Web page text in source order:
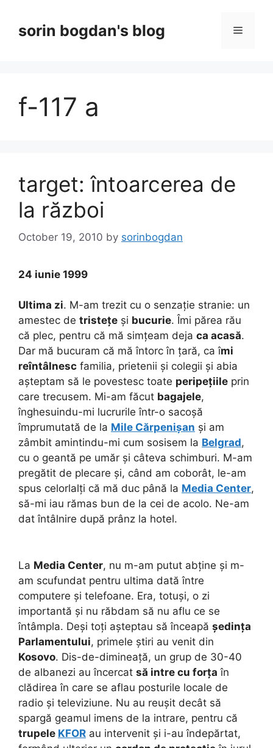
contentsorin bogdan's blog Menu
f-117 a
target: întoarcerea de
la război
October 19, 2010 by sorinbogdan
24 iunie 1999
Ultima zi. M-am trezit cu o senzație stranie: un
amestec de tristețe și bucurie. Îmi părea rău
că plec, pentru că mă simțeam deja ca acasă.
Dar mă bucuram că mă întorc în țară, ca îmi
reîntâlnesc familia, prietenii și colegii și abia
așteptam să le povestesc toate peripețiile prin
care trecusem. Mi-am făcut bagajele,
înghesuindu-mi lucrurile într-o sacoșă
împrumutată de la Mile Cărpenișan și am
zâmbit amintindu-mi cum sosisem la Belgrad,
cu o geantă pe umăr și câteva schimburi. M-am
pregătit de plecare și, când am coborât, le-am
spus celorlalți că mă duc până la Media Center,
să-mi iau rămas bun de la cei de acolo. Ne-am
dat întâlnire după prânz la hotel.
La Media Center, nu m-am putut abține și m-
am scufundat pentru ultima dată între
computere și telefoane. Era, totuși, o zi
importantă și nu răbdam să nu aflu ce se
întâmpla. Deși toți așteptau să înceapă ședința
Parlamentului, primele știri au venit din
Kosovo. Dis-de-dimineață, un grup de 30-40
de albanezi au încercat să intre cu forța în
clădirea în care se aflau posturile locale de
radio și televiziune. Nu au reușit decât să
spargă geamul imens de la intrare, pentru că
trupele KFOR au intervenit și i-au îndepărtat,